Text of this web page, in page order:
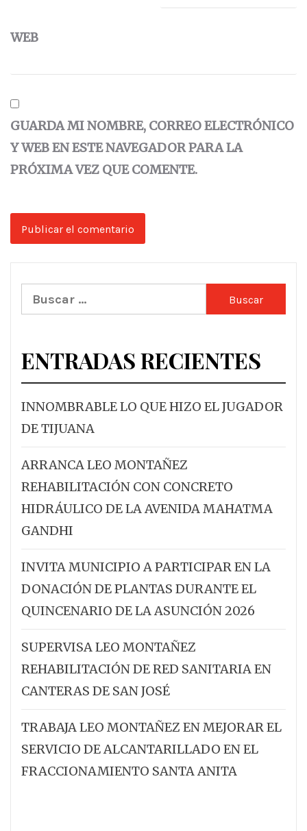
WEB
GUARDA MI NOMBRE, CORREO ELECTRÓNICO
Y WEB EN ESTE NAVEGADOR PARA LA
PRÓXIMA VEZ QUE COMENTE.
Buscar:
ENTRADAS RECIENTES
INNOMBRABLE LO QUE HIZO EL JUGADOR
DE TIJUANA
ARRANCA LEO MONTAÑEZ
REHABILITACIÓN CON CONCRETO
HIDRÁULICO DE LA AVENIDA MAHATMA
GANDHI
INVITA MUNICIPIO A PARTICIPAR EN LA
DONACIÓN DE PLANTAS DURANTE EL
QUINCENARIO DE LA ASUNCIÓN 2026
SUPERVISA LEO MONTAÑEZ
REHABILITACIÓN DE RED SANITARIA EN
CANTERAS DE SAN JOSÉ
TRABAJA LEO MONTAÑEZ EN MEJORAR EL
SERVICIO DE ALCANTARILLADO EN EL
FRACCIONAMIENTO SANTA ANITA